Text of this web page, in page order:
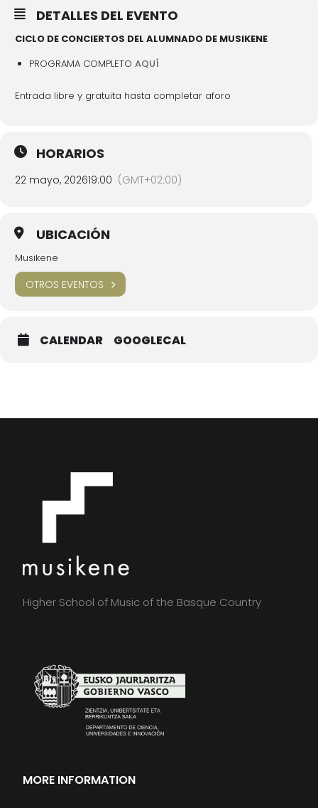
DETALLES DEL EVENTO
CICLO DE CONCIERTOS DEL ALUMNADO DE MUSIKENE
PROGRAMA COMPLETO AQUÍ
Entrada libre y gratuita hasta completar aforo
HORARIOS
22 mayo, 202619:00 (GMT+02:00)
UBICACIÓN
Musikene
OTROS EVENTOS
CALENDAR GOOGLECAL
Higher School of Music of the Basque Country
MORE INFORMATION